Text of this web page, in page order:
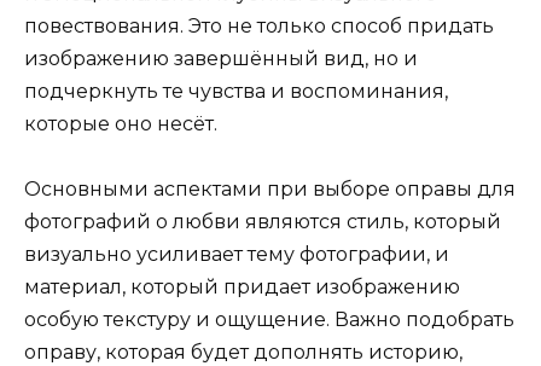
повествования. Это не только способ придать
изображению завершённый вид, но и
подчеркнуть те чувства и воспоминания,
которые оно несёт.
Основными аспектами при выборе оправы для
фотографий о любви являются стиль, который
визуально усиливает тему фотографии, и
материал, который придает изображению
особую текстуру и ощущение. Важно подобрать
оправу, которая будет дополнять историю,